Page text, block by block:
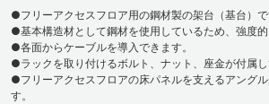
●フリーアクセスフロア用の鋼材製の架台（基台）で
●基本構造材として鋼材を使用しているため、強度的
●各面からケーブルを導入できます。
●ラックを取り付けるボルト、ナット、座金が付属し
●フリーアクセスフロアの床パネルを支えるアング
す。